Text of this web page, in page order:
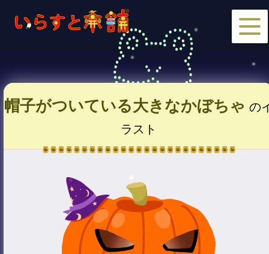
帽子がついている大きなかぼちゃ の
ラスト